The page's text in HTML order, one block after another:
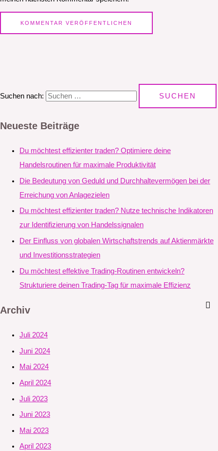
Suchen nach:
Neueste Beiträge
Du möchtest effizienter traden? Optimiere deine
Handelsroutinen für maximale Produktivität
Die Bedeutung von Geduld und Durchhaltevermögen bei der
Erreichung von Anlagezielen
Du möchtest effizienter traden? Nutze technische Indikatoren
zur Identifizierung von Handelssignalen
Der Einfluss von globalen Wirtschaftstrends auf Aktienmärkte
und Investitionsstrategien
Du möchtest effektive Trading-Routinen entwickeln?
Strukturiere deinen Trading-Tag für maximale Effizienz
Archiv
Juli 2024
Juni 2024
Mai 2024
April 2024
Juli 2023
Juni 2023
Mai 2023
April 2023